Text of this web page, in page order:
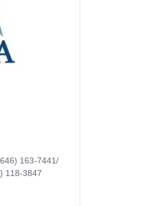
163-7441/
118-3847